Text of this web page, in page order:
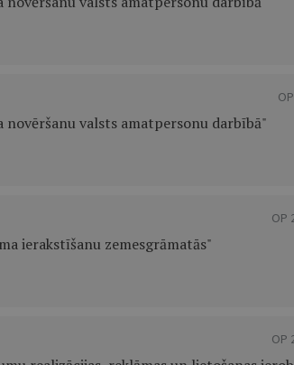
valsts amatpersonu darbībā"
OP
ierakstīšanu zemesgrāmatās"
OP